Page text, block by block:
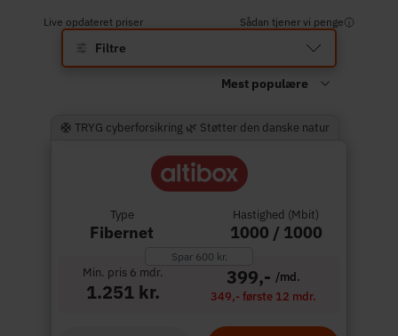
Live opdateret priser Sådan tjener vi penge
Filtre
🛟 TRYG cyberforsikring 🌿 Støtter den danske natur
Type
Fibernet
Hastighed (Mbit)
1000 / 1000
Spar 600 kr.
Min. pris 6 mdr.
1.251 kr.
399,- /md.
349,- første 12 mdr.